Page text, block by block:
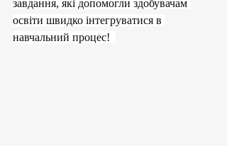
завдання, які допомогли здобувачам
освіти швидко інтегруватися в
навчальний процес!